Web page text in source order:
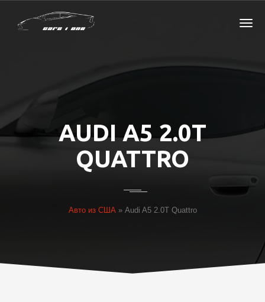
AUDI A5 2.0T
QUATTRO
Авто из США» Audi A5 2.0T Quattro